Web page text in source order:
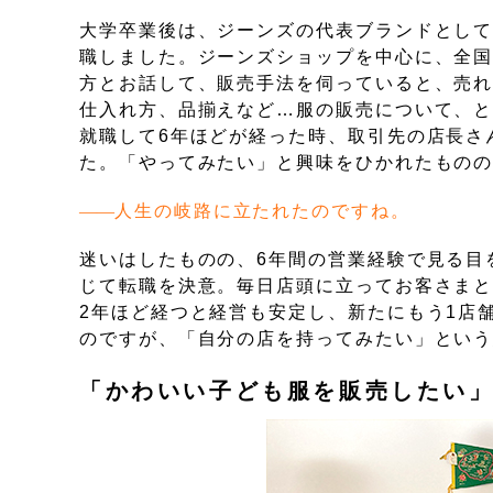
大学卒業後は、ジーンズの代表ブランドとし
職しました。ジーンズショップを中心に、全
方とお話して、販売手法を伺っていると、売
仕入れ方、品揃えなど…服の販売について、
就職して6年ほどが経った時、取引先の店長
た。「やってみたい」と興味をひかれたもの
人生の岐路に立たれたのですね。
迷いはしたものの、6年間の営業経験で見る
じて転職を決意。毎日店頭に立ってお客さま
2年ほど経つと経営も安定し、新たにもう1店
のですが、「自分の店を持ってみたい」とい
「かわいい子ども服を販売したい